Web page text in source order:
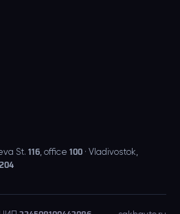
St. 116, office 100 · Vladivostok,